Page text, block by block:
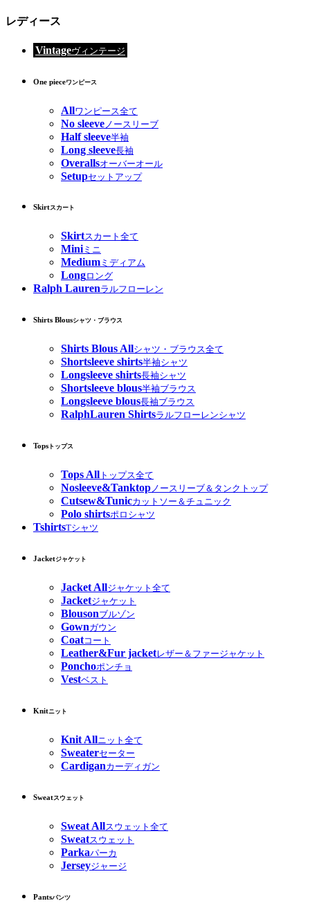
レディース
Vintageヴィンテージ
One pieceワンピース
Allワンピース全て
No sleeve ノースリーブ
Half sleeve半袖
Long sleeve長袖
Overallsオーバーオール
Setupセットアップ
Skirtスカート
Skirtスカート全て
Miniミニ
Medium ミディアム
Longロング
Ralph Laurenラルフローレン
Shirts Blousシャツ・ブラウス
Shirts Blous Allシャツ・ブラウス全て
Shortsleeve shirts半袖シャツ
Longsleeve shirts長袖シャツ
Shortsleeve blous半袖ブラウス
Longsleeve blous長袖ブラウス
RalphLauren Shirtsラルフローレンシャツ
Tops トップス
Tops All トップス全て
Nosleeve&Tanktopノースリーブ＆タンクトップ
Cutsew&Tunicカットソー＆チュニック
Polo shirtsポロシャツ
TshirtsTシャツ
Jacketジャケット
Jacket Allジャケット全て
Jacketジャケット
Blousonブルゾン
Gownガウン
Coatコート
Leather&Fur jacketレザー＆ファージャケット
Ponchoポンチョ
Vestベスト
Knitニット
Knit Allニット全て
Sweaterセーター
Cardiganカーディガン
Sweatスウェット
Sweat Allスウェット全て
Sweatスウェット
Parkaパーカ
Jerseyジャージ
Pantsパンツ